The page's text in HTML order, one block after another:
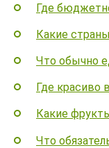
Где
Какие
Что обычно
Где красиво
Какие
Что